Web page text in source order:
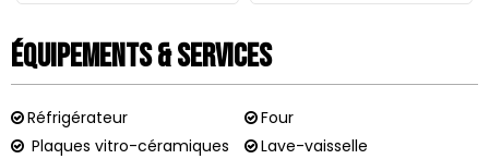
Équipements & Services
Réfrigérateur
Four
Plaques vitro-céramiques
Lave-vaisselle